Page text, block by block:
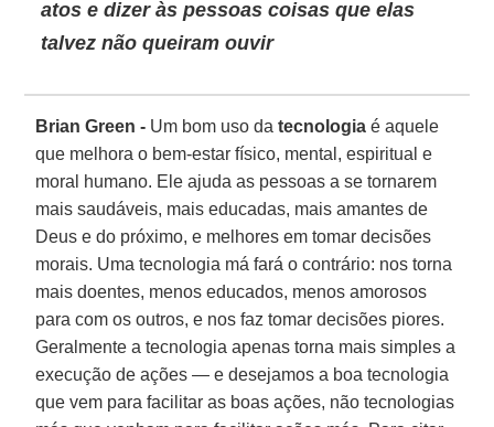
atos e dizer às pessoas coisas que elas
talvez não queiram ouvir
Brian Green - Um bom uso datecnologia é aquele
que melhora o bem-estar físico, mental, espiritual e
moral humano. Ele ajuda as pessoas a se tornarem
mais saudáveis, mais educadas, mais amantes de
Deus e do próximo, e melhores em tomar decisões
morais. Uma tecnologia má fará o contrário: nos torna
mais doentes, menos educados, menos amorosos
para com os outros, e nos faz tomar decisões piores.
Geralmente a tecnologia apenas torna mais simples a
execução de ações — e desejamos a boa tecnologia
que vem para facilitar as boas ações, não tecnologias